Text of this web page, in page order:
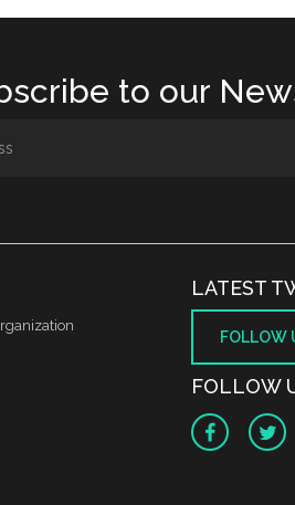
to our
LATEST
FOLLOW
FOLLOW